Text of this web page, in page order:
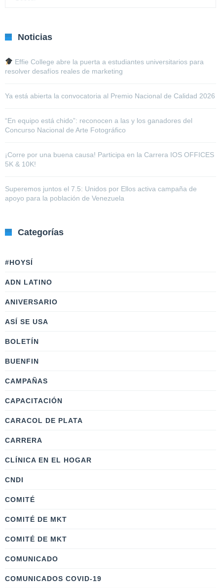
Noticias
Effie College abre la puerta a estudiantes universitarios para
resolver desafíos reales de marketing
Ya está abierta la convocatoria al Premio Nacional de Calidad 2026
“En equipo está chido”: reconocen a las y los ganadores del
Concurso Nacional de Arte Fotográfico
¡Corre por una buena causa! Participa en la Carrera IOS OFFICES
5K & 10K!
Superemos juntos el 7.5: Unidos por Ellos activa campaña de
apoyo para la población de Venezuela
Categorías
#HOYSÍ
ADN LATINO
ANIVERSARIO
ASÍ SE USA
BOLETÍN
BUENFIN
CAMPAÑAS
CAPACITACIÓN
CARACOL DE PLATA
CARRERA
CLÍNICA EN EL HOGAR
CNDI
COMITÉ
COMITÉ DE MKT
COMITÉ DE MKT
COMUNICADO
COMUNICADOS COVID-19